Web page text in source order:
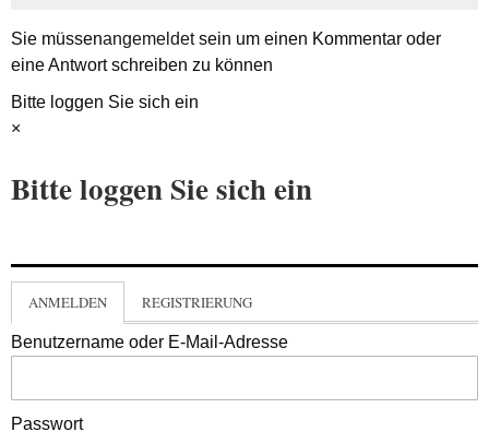
Sie müssenangemeldetsein um einen Kommentar oder
eine Antwort schreiben zu können
Bitte loggen Sie sich ein
×
Bitte loggen Sie sich ein
ANMELDEN REGISTRIERUNG
Benutzername oder E-Mail-Adresse
Passwort